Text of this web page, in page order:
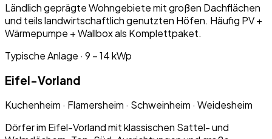
Ländlich geprägte Wohngebiete mit großen Dachflächen
und teils landwirtschaftlich genutzten Höfen. Häufig PV +
Wärmepumpe + Wallbox als Komplettpaket.
Typische Anlage · 9 – 14 kWp
Eifel-Vorland
Kuchenheim · Flamersheim · Schweinheim · Weidesheim
Dörfer im Eifel-Vorland mit klassischen Sattel- und